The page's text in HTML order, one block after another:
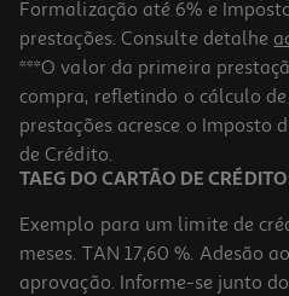
Localizador Cellularline Tracy Tag
14.99 €/un
14,99 €
Formalização até 6% e
prestações. Consulte detalhe
***O valor da primeira
compra, refletindo o cálculo
prestações acresce o Imposto
de Crédito.
TAEG DO CARTÃO DE
Exemplo para um limite de
meses. TAN 17,60 %. Adesão
aprovação. Informe-se junto